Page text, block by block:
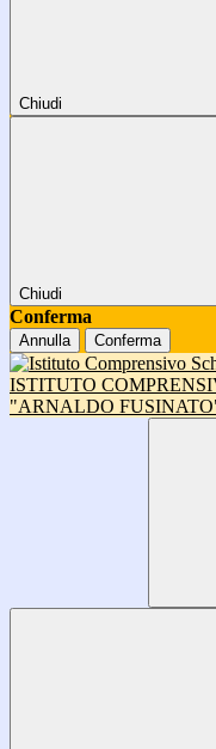
Chiudi
Chiudi
Conferma
Annulla Conferma
ISTITUTO
"ARNALDO